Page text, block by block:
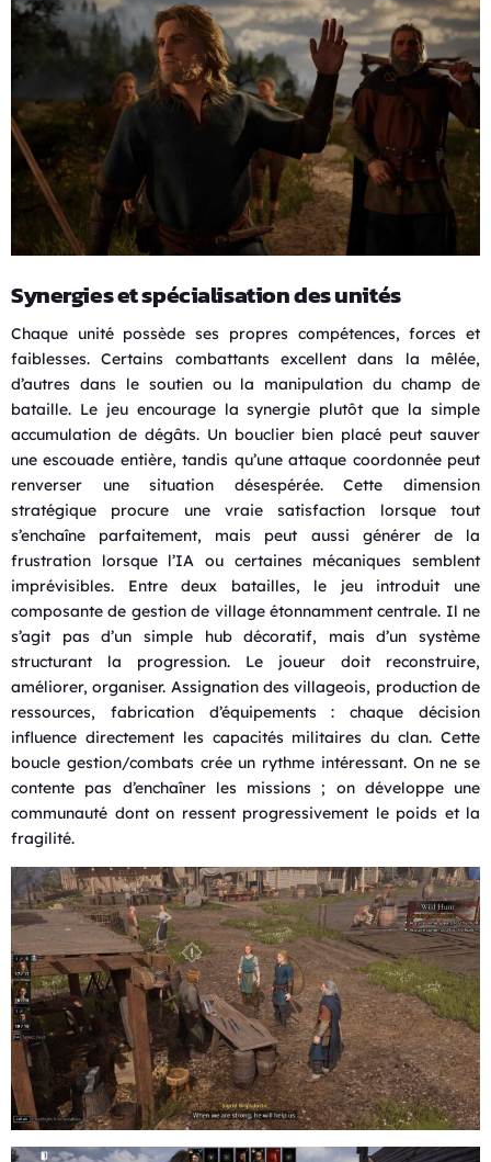
Synergies et spécialisation des unités
Chaque unité possède ses propres compétences, forces et
faiblesses. Certains combattants excellent dans la mêlée,
d’autres dans le soutien ou la manipulation du champ de
bataille. Le jeu encourage la synergie plutôt que la simple
accumulation de dégâts. Un bouclier bien placé peut sauver
une escouade entière, tandis qu’une attaque coordonnée peut
renverser une situation désespérée. Cette dimension
stratégique procure une vraie satisfaction lorsque tout
s’enchaîne parfaitement, mais peut aussi générer de la
frustration lorsque l’IA ou certaines mécaniques semblent
imprévisibles. Entre deux batailles, le jeu introduit une
composante de gestion de village étonnamment centrale. Il ne
s’agit pas d’un simple hub décoratif, mais d’un système
structurant la progression. Le joueur doit reconstruire,
améliorer, organiser. Assignation des villageois, production de
ressources, fabrication d’équipements : chaque décision
influence directement les capacités militaires du clan. Cette
boucle gestion/combats crée un rythme intéressant. On ne se
contente pas d’enchaîner les missions ; on développe une
communauté dont on ressent progressivement le poids et la
fragilité.